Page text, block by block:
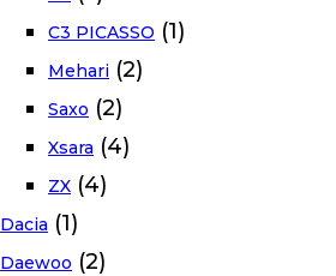
C3 PICASSO (1)
Mehari (2)
Saxo (2)
Xsara (4)
ZX (4)
Dacia (1)
Daewoo (2)